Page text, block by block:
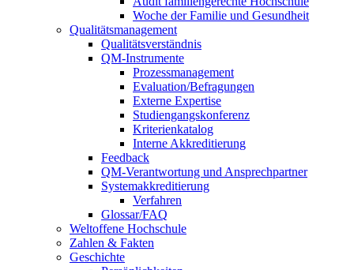
Woche der Familie und Gesundheit
Qualitätsmanagement
Qualitätsverständnis
QM-Instrumente
Prozessmanagement
Evaluation/Befragungen
Externe Expertise
Studiengangskonferenz
Kriterienkatalog
Interne Akkreditierung
Feedback
QM-Verantwortung und Ansprechpartner
Systemakkreditierung
Verfahren
Glossar/FAQ
Weltoffene Hochschule
Zahlen & Fakten
Geschichte